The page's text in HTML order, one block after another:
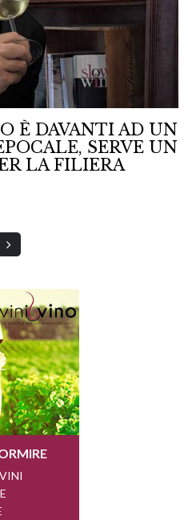
È DAVANTI AD UN
SERVE UN
LA FILIERA